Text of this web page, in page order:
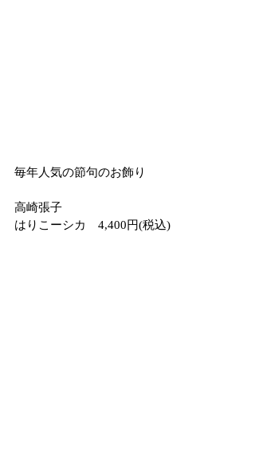
毎年人気の節句のお飾り
高崎張子
はりこーシカ　4,400円(税込)